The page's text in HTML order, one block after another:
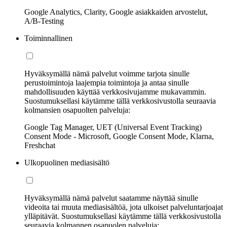
Google Analytics, Clarity, Google asiakkaiden arvostelut,
A/B-Testing
Toiminnallinen
Hyväksymällä nämä palvelut voimme tarjota sinulle
perustoimintoja laajempia toimintoja ja antaa sinulle
mahdollisuuden käyttää verkkosivujamme mukavammin.
Suostumuksellasi käytämme tällä verkkosivustolla seuraavia
kolmansien osapuolten palveluja:
Google Tag Manager, UET (Universal Event Tracking)
Consent Mode - Microsoft, Google Consent Mode, Klarna,
Freshchat
Ulkopuolinen mediasisältö
Hyväksymällä nämä palvelut saatamme näyttää sinulle
videoita tai muuta mediasisältöä, jota ulkoiset palveluntarjoajat
ylläpitävät. Suostumuksellasi käytämme tällä verkkosivustolla